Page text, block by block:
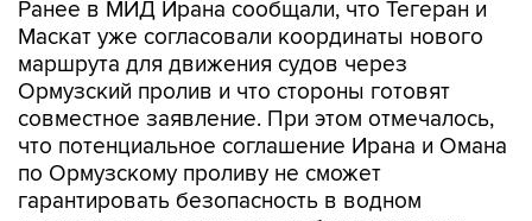
маршрута для движения судов через
Ормузский пролив и что стороны готовят
совместное заявление. При этом отмечалось,
что потенциальное соглашение Ирана и Омана
по Ормузскому проливу не сможет
гарантировать безопасность в водном
коридоре из-за риска дестабилизирующих
действий США.